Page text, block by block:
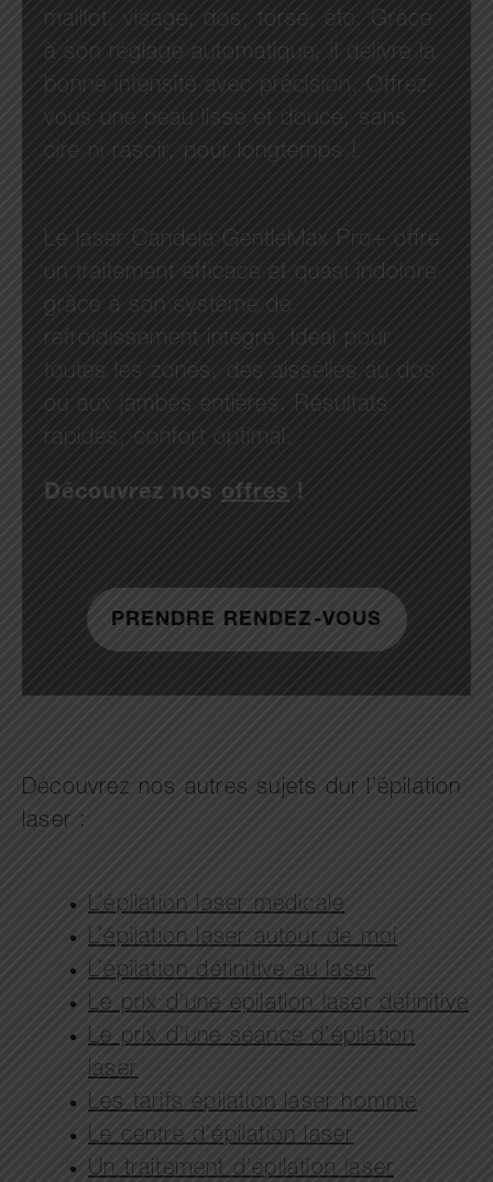
maillot, visage, dos, torse, etc. Grâce
à son réglage automatique, il délivre la
bonne intensité avec précision. Offrez-
vous une peau lisse et douce, sans
cire ni rasoir, pour longtemps !
Le laser Candela GentleMax Pro+ offre
un traitement efficace et quasi indolore
grâce à son système de
refroidissement intégré. Idéal pour
toutes les zones, des aisselles au dos
ou aux jambes entières. Résultats
rapides, confort optimal.
Découvrez nos offres !
PRENDRE RENDEZ-VOUS
Découvrez nos autres sujets dur l’épilation
laser :
L’épilation laser médicale
L’épilation laser autour de moi
L’épilation définitive au laser
Le prix d’une épilation laser définitive
Le prix d’une séance d’épilation
laser
Les tarifs épilation laser homme
Le centre d’épilation laser
Un traitement d’épilation laser